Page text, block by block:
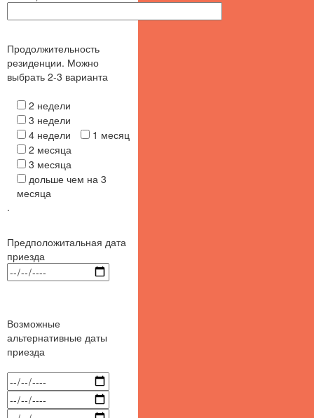
Продолжительность
резиденции. Можно
выбрать 2-3 варианта
2 недели
3 недели
4 недели
1 месяц
2 месяца
3 месяца
дольше чем на 3
месяца
.
Предположитальная дата
приезда
Возможные
альтернативные даты
приезда